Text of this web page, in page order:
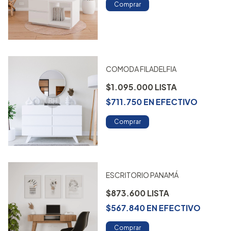
Comprar
COMODA FILADELFIA
$1.095.000
$711.750ENEFECTIVO
Comprar
ESCRITORIO PANAMÁ
$873.600
$567.840ENEFECTIVO
Comprar